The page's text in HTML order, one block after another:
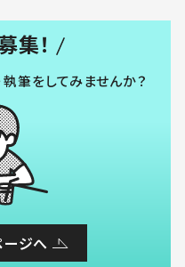
集！
筆をしてみませんか？
ジへ